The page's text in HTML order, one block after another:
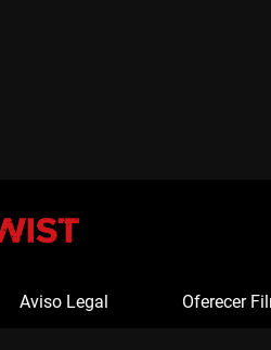
Aviso Legal Oferecer